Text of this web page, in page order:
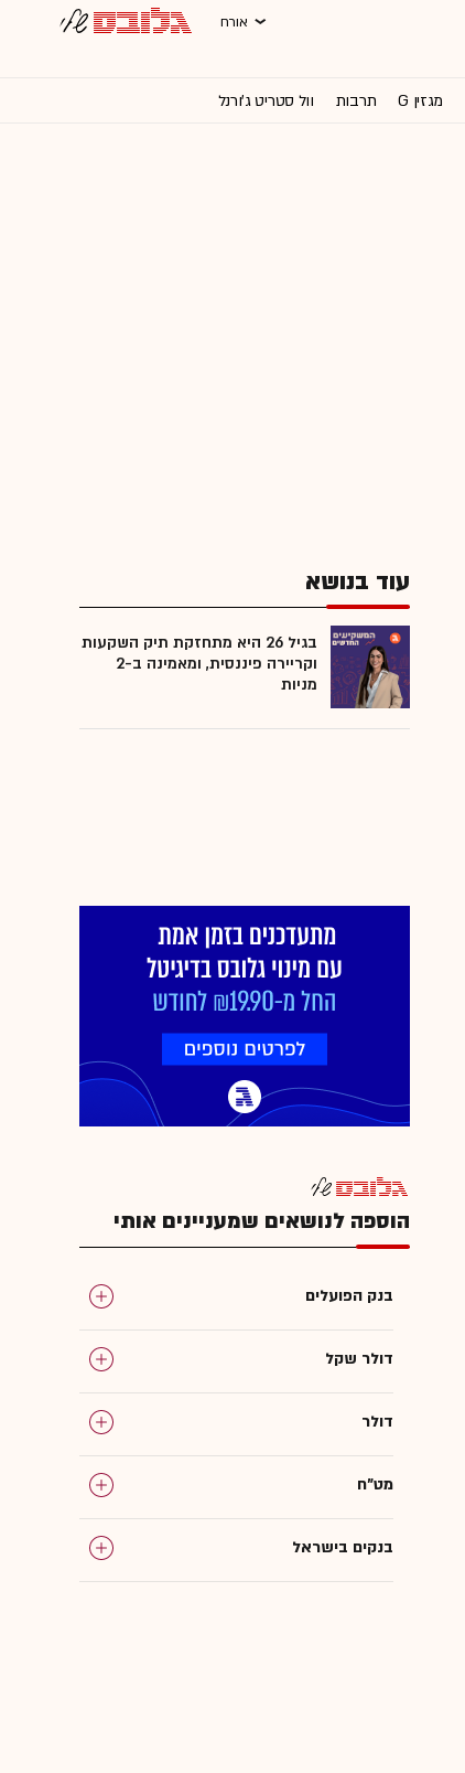
אורח
מגזין G תרבות וול סטריט ג'ורנל
עוד בנושא
בגיל 26 היא מתחזקת תיק השקעות
וקריירה פיננסית, ומאמינה ב-2
מניות
הוספה לנושאים שמעניינים אותי
בנק הפועלים
דולר שקל
דולר
מט"ח
בנקים בישראל